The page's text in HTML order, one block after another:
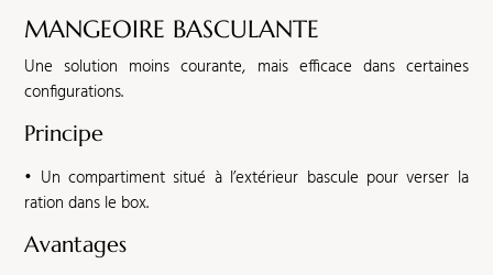
MANGEOIRE BASCULANTE
Une solution moins courante, mais efficace dans certaines
configurations.
Principe
• Un compartiment situé à l’extérieur bascule pour verser la
ration dans le box.
Avantages